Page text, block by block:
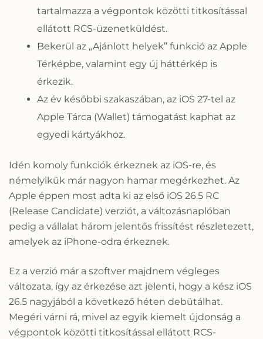
tartalmazza a végpontok közötti titkosítással
ellátott RCS-üzenetküldést.
Bekerül az „Ajánlott helyek” funkció az Apple
Térképbe, valamint egy új háttérkép is
érkezik.
Az év későbbi szakaszában, az iOS 27-tel az
Apple Tárca (Wallet) támogatást kaphat az
egyedi kártyákhoz.
Idén komoly funkciók érkeznek az iOS-re, és
némelyikük már nagyon hamar megérkezhet. Az
Apple éppen most adta ki az első iOS 26.5 RC
(Release Candidate) verziót, a változásnaplóban
pedig a vállalat három jelentős frissítést részletezett,
amelyek az iPhone-odra érkeznek.
Ez a verzió már a szoftver majdnem végleges
változata, így az érkezése azt jelenti, hogy a kész iOS
26.5 nagyjából a következő héten debütálhat.
Megéri várni rá, mivel az egyik kiemelt újdonság a
végpontok közötti titkosítással ellátott RCS-